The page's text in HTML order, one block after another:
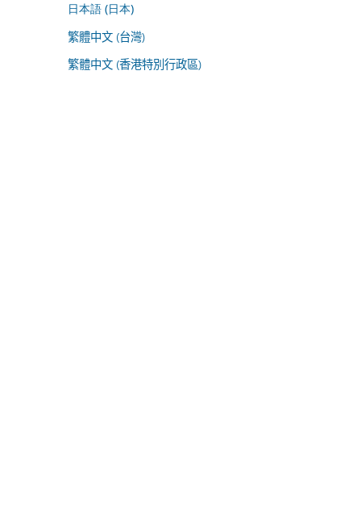
日本語 (日本)
繁體中文 (台灣)
繁體中文 (香港特別行政區)